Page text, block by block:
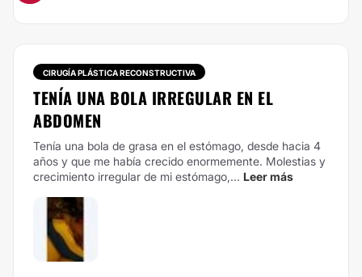
CIRUGÍA PLÁSTICA RECONSTRUCTIVA
TENÍA UNA BOLA IRREGULAR EN EL
ABDOMEN
Tenía una bola de grasa en el estómago, desde hacia 4
años y que me había crecido enormemente. Molestias y
crecimiento irregular de mi estómago,... Leer más